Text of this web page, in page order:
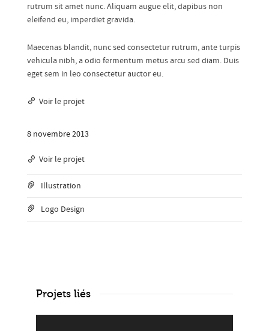
rutrum sit amet nunc. Aliquam augue elit, dapibus non
eleifend eu, imperdiet gravida.
Maecenas blandit, nunc sed consectetur rutrum, ante turpis
vehicula nibh, a odio fermentum metus arcu sed diam. Duis
eget sem in leo consectetur auctor eu.
Voir le projet
8 novembre 2013
Voir le projet
Illustration
Logo Design
Projets liés